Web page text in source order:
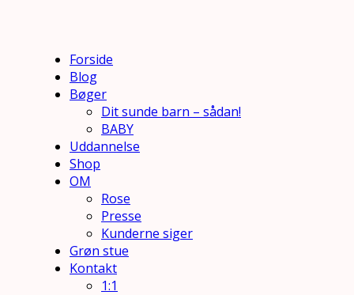
Forside
Blog
Bøger
Dit sunde barn – sådan!
BABY
Uddannelse
Shop
OM
Rose
Presse
Kunderne siger
Grøn stue
Kontakt
1:1